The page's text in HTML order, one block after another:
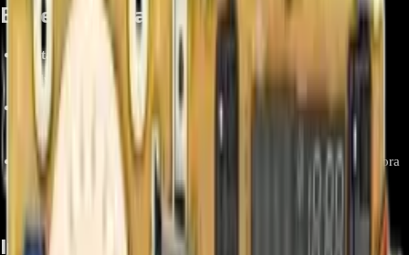
Beneficios Clave
Restaura el funcionamiento original
: Permite que tu lavadora
vuelva a operar con el mismo rendimiento de fábrica.
Instalación directa: Listo para reemplazar la tarjeta dañada sin
necesidad de adaptaciones.
Mayor vida útil del equipo
: Extiende la durabilidad de la lavadora
con un repuesto confiable y original.
Información Adicional